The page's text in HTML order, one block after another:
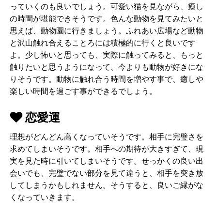
っていくのも良いでしょう。可愛い猫を見ながら、癒し
の時間が堪能できそうです。色んな動物を見てみたいと
思えば、動物園に行きましょう。ふれあい広場など動物
と沢山触れ合えることろには積極的に行くと良いです
よ。少し怖いと思っても、実際に触ってみると、もっと
触りたいと思うようになって、今よりも動物が好きにな
りそうです。動物に触れ合う時間を増やす事で、癒しや
楽しい時間を過ごす事ができるでしょう。
恋愛運
理想がどんどん高くなっていそうです。相手に完璧さを
求めてしまいそうです。相手への期待が大きすぎて、現
実を見た時に引いてしまいそうです。せっかくの良い出
会いでも、完璧でない部分を見て違うと、相手を突き放
してしまうかもしれません。そうすると、良いご縁がな
くなっていきます。